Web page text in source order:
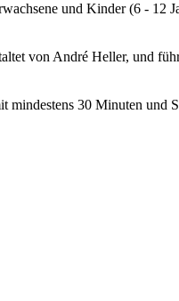
und Kinder (6 - 12
von André Heller, und
30 Minuten und